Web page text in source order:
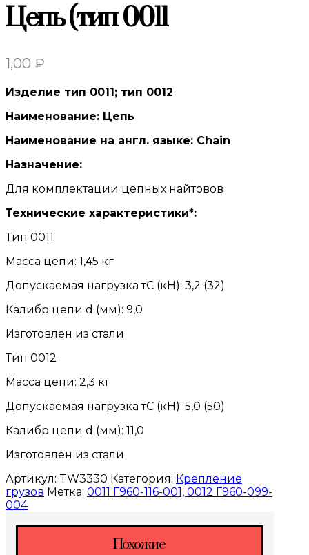
Цепь (тип 0011
1,00 ₽
Изделие тип 0011; тип 0012
Наименование: Цепь
Наименование на англ. языке: Chain
Назначение:
Для комплектации цепных найтовов
Технические характеристики*:
Тип 0011
Масса цепи: 1,45 кг
Допускаемая нагрузка тС (кН): 3,2 (32)
Калибр цепи d (мм): 9,0
Изготовлен из стали
Тип 0012
Масса цепи: 2,3 кг
Допускаемая нагрузка тС (кН): 5,0 (50)
Калибр цепи d (мм): 11,0
Изготовлен из стали
Артикул: TW3330 Категория: Крепление
грузов Метка: 0011 Г960-116-001, 0012 Г960-099-
004
Похожие